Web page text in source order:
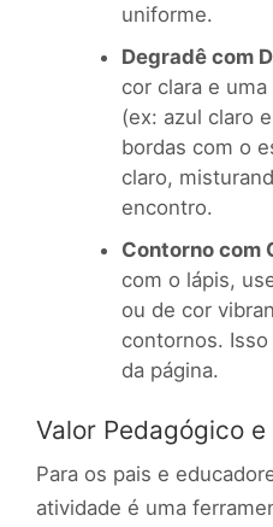
uniforme.
Degradê com
cor clara e
(ex: azul claro
bordas com o
claro,
encontro.
Contorno com
com o lápis,
ou de cor
contornos.
da página.
Valor Pedagógico
Para os pais e
atividade é uma